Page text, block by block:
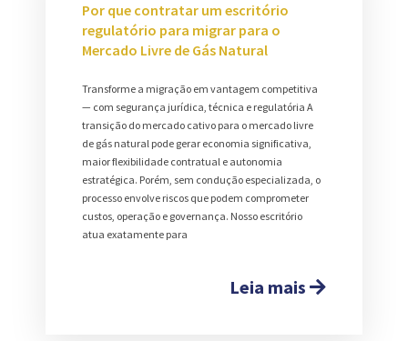
Por que contratar um escritório
regulatório para migrar para o
Mercado Livre de Gás Natural
Transforme a migração em vantagem competitiva
— com segurança jurídica, técnica e regulatória A
transição do mercado cativo para o mercado livre
de gás natural pode gerar economia significativa,
maior flexibilidade contratual e autonomia
estratégica. Porém, sem condução especializada, o
processo envolve riscos que podem comprometer
custos, operação e governança. Nosso escritório
atua exatamente para
Leia mais